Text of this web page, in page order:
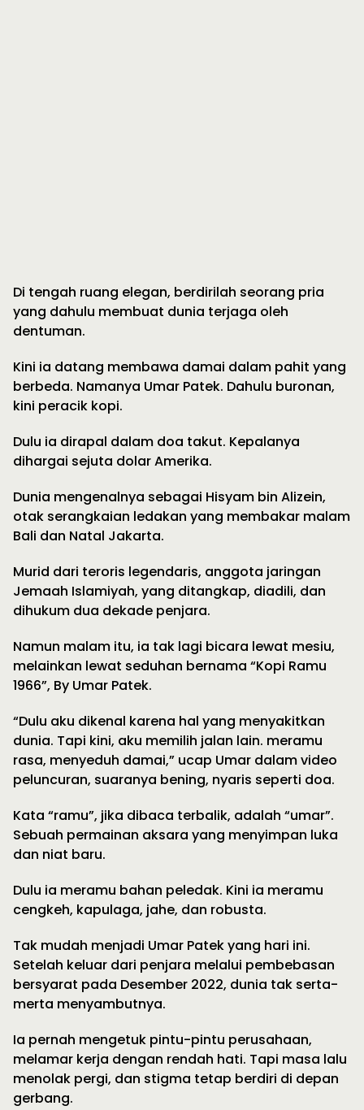
Di tengah ruang elegan, berdirilah seorang pria
yang dahulu membuat dunia terjaga oleh
dentuman.
Kini ia datang membawa damai dalam pahit yang
berbeda. Namanya Umar Patek. Dahulu buronan,
kini peracik kopi.
Dulu ia dirapal dalam doa takut. Kepalanya
dihargai sejuta dolar Amerika.
Dunia mengenalnya sebagai Hisyam bin Alizein,
otak serangkaian ledakan yang membakar malam
Bali dan Natal Jakarta.
Murid dari teroris legendaris, anggota jaringan
Jemaah Islamiyah, yang ditangkap, diadili, dan
dihukum dua dekade penjara.
Namun malam itu, ia tak lagi bicara lewat mesiu,
melainkan lewat seduhan bernama “Kopi Ramu
1966”, By Umar Patek.
“Dulu aku dikenal karena hal yang menyakitkan
dunia. Tapi kini, aku memilih jalan lain. meramu
rasa, menyeduh damai,” ucap Umar dalam video
peluncuran, suaranya bening, nyaris seperti doa.
Kata “ramu”, jika dibaca terbalik, adalah “umar”.
Sebuah permainan aksara yang menyimpan luka
dan niat baru.
Dulu ia meramu bahan peledak. Kini ia meramu
cengkeh, kapulaga, jahe, dan robusta.
Tak mudah menjadi Umar Patek yang hari ini.
Setelah keluar dari penjara melalui pembebasan
bersyarat pada Desember 2022, dunia tak serta-
merta menyambutnya.
Ia pernah mengetuk pintu-pintu perusahaan,
melamar kerja dengan rendah hati. Tapi masa lalu
menolak pergi, dan stigma tetap berdiri di depan
gerbang.